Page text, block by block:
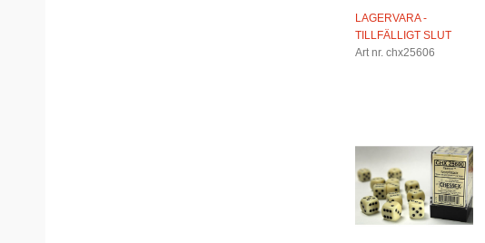
LAGERVARA -
TILLFÄLLIGT SLUT
Art nr. chx25606